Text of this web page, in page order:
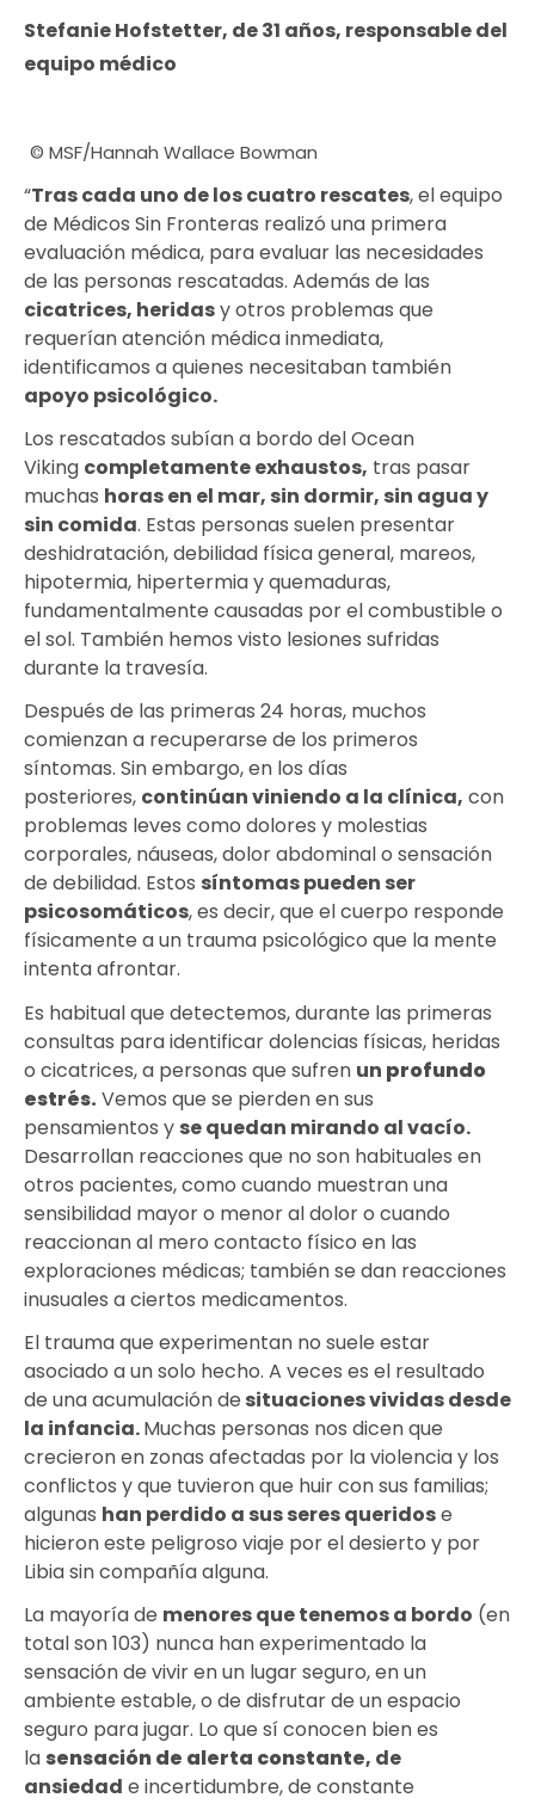
Stefanie Hofstetter, de 31 años, responsable del
equipo médico
© MSF/Hannah Wallace Bowman
“Tras cada uno de los cuatro rescates, el equipo
de Médicos Sin Fronteras realizó una primera
evaluación médica, para evaluar las necesidades
de las personas rescatadas. Además de las
cicatrices, heridasy otros problemas que
requerían atención médica inmediata,
identificamos a quienes necesitaban también
apoyo psicológico.
Los rescatados subían a bordo del Ocean
Viking completamente exhaustos, tras pasar
muchas horas en el mar, sin dormir, sin agua y
sin comida. Estas personas suelen presentar
deshidratación, debilidad física general, mareos,
hipotermia, hipertermia y quemaduras,
fundamentalmente causadas por el combustible o
el sol. También hemos visto lesiones sufridas
durante la travesía.
Después de las primeras 24 horas, muchos
comienzan a recuperarse de los primeros
síntomas. Sin embargo, en los días
posteriores, continúan viniendo a la clínica, con
problemas leves como dolores y molestias
corporales, náuseas, dolor abdominal o sensación
de debilidad. Estos síntomas pueden ser
psicosomáticos, es decir, que el cuerpo responde
físicamente a un trauma psicológico que la mente
intenta afrontar.
Es habitual que detectemos, durante las primeras
consultas para identificar dolencias físicas, heridas
o cicatrices, a personas que sufren un profundo
estrés. Vemos que se pierden en sus
pensamientos y se quedan mirando al vacío.
Desarrollan reacciones que no son habituales en
otros pacientes, como cuando muestran una
sensibilidad mayor o menor al dolor o cuando
reaccionan al mero contacto físico en las
exploraciones médicas; también se dan reacciones
inusuales a ciertos medicamentos.
El trauma que experimentan no suele estar
asociado a un solo hecho. A veces es el resultado
de una acumulación de situaciones vividas desde
la infancia.Muchas personas nos dicen que
crecieron en zonas afectadas por la violencia y los
conflictos y que tuvieron que huir con sus familias;
algunas han perdido a sus seres queridose
hicieron este peligroso viaje por el desierto y por
Libia sin compañía alguna.
La mayoría de menores que tenemos a bordo (en
total son 103) nunca han experimentado la
sensación de vivir en un lugar seguro, en un
ambiente estable, o de disfrutar de un espacio
seguro para jugar. Lo que sí conocen bien es
la sensación de alerta constante, de
ansiedad e incertidumbre, de constante